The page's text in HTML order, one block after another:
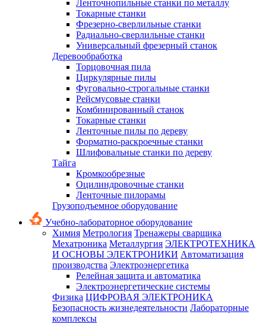
Ленточнопильные станки по металлу
Токарные станки
Фрезерно-сверлильные станки
Радиально-сверлильные станки
Универсальный фрезерный станок
Деревообработка
Торцовочная пила
Циркулярные пилы
Фуговально-строгальные станки
Рейсмусовые станки
Комбинированный станок
Токарные станки
Ленточные пилы по дереву
Форматно-раскроечные станки
Шлифовальные станки по дереву
Тайга
Кромкообрезные
Оцилиндровочные станки
Ленточные пилорамы
Грузоподъемное оборудование
Учебно-лабораторное оборудование
Химия Метрология Тренажеры сварщика
Мехатроника Металлургия ЭЛЕКТРОТЕХНИКА
И ОСНОВЫ ЭЛЕКТРОНИКИ Автоматизация
производства Электроэнергетика
Релейная защита и автоматика
Электроэнергетические системы
Физика ЦИФРОВАЯ ЭЛЕКТРОНИКА
Безопасность жизнедеятельности Лабораторные
комплексы